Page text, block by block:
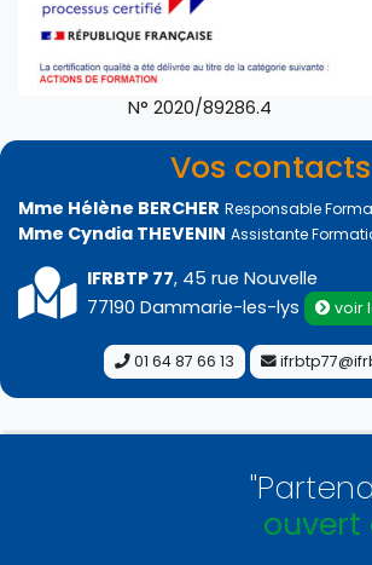
N° 2020/89286.4
Vos contacts
Mme Hélène BERCHER Responsable
Mme Cyndia THEVENIN Assistante
IFRBTP 77, 45 rue Nouvelle
77190 Dammarie-les-lys
voir
01 64 87 66 13
ouvert